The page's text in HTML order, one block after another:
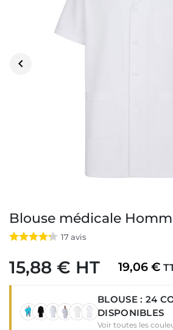

Blouse médicale
17 avis
15,88 € HT 19,06 €
BLOUSE : 24
DISPONIBLES
Voir toutes les